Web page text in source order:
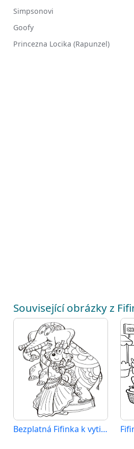
Simpsonovi
Goofy
Princezna Locika (Rapunzel)
Související obrázky z
Bezplatná Fifinka k vytisknutí